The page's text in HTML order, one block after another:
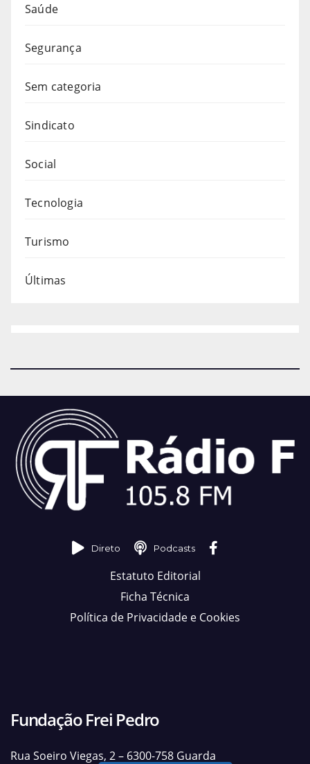
Saúde
Segurança
Sem categoria
Sindicato
Social
Tecnologia
Turismo
Últimas
Direto Podcasts
Estatuto Editorial
Ficha Técnica
Política de Privacidade e Cookies
Fundação Frei Pedro
Rua Soeiro Viegas, 2 – 6300-758 Guarda